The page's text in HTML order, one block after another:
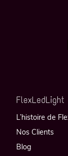
FlexLedLight
L’histoire de
Nos Clients
Blog